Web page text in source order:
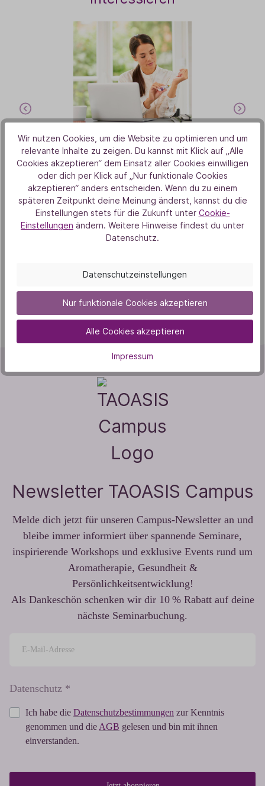
Aromaberater online
389,00 €
Newsletter TAOASIS Campus
Melde dich jetzt für unseren Campus-Newsletter an und
bleibe immer informiert über spannende Seminare,
inspirierende Workshops und exklusive Events rund um
Aromatherapie, Gesundheit &
Persönlichkeitsentwicklung!
Als Dankeschön schenken wir dir 10 % Rabatt auf deine
nächste Seminarbuchung.
Datenschutz *
Ich habe die Datenschutzbestimmungen zur Kenntnis
genommen und die AGB gelesen und bin mit ihnen
einverstanden.
Wir nutzen Cookies, um die Website zu optimieren und um
relevante Inhalte zu zeigen. Du kannst mit Klick auf „Alle
Cookies akzeptieren“ dem Einsatz aller Cookies einwilligen
oder dich per Klick auf „Nur funktionale Cookies
akzeptieren“ anders entscheiden. Wenn du zu einem
späteren Zeitpunkt deine Meinung änderst, kannst du die
Einstellungen stets für die Zukunft unter Cookie-
Einstellungen ändern. Weitere Hinweise findest du unter
Datenschutz.
Datenschutzeinstellungen
Nur funktionale Cookies akzeptieren
Alle Cookies akzeptieren
Impressum